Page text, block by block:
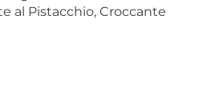
al Pistacchio, Croccante